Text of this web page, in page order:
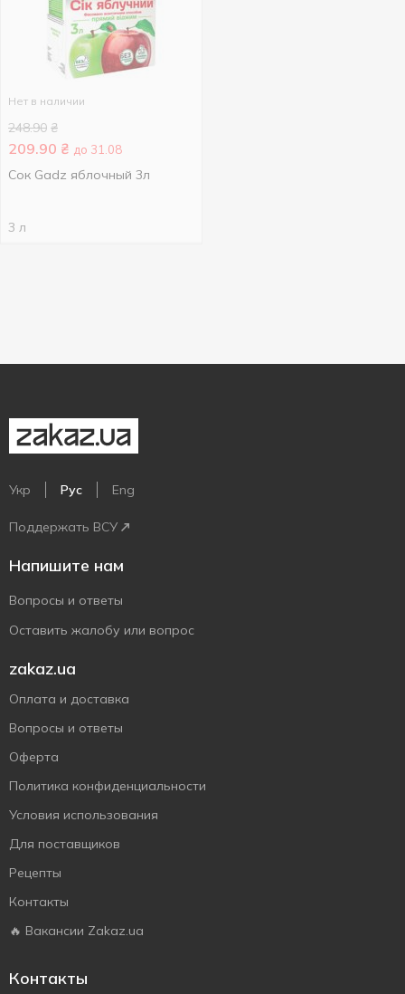
Нет в наличии
248.90 ₴
209.90 ₴ до 31.08
Сок Gadz яблочный 3л
3 л
Укр Рус Eng
Поддержать ВСУ
Напишите нам
Вопросы и ответы
Оставить жалобу или вопрос
zakaz.ua
Оплата и доставка
Вопросы и ответы
Оферта
Политика конфиденциальности
Условия использования
Для поставщиков
Рецепты
Контакты
🔥 Вакансии Zakaz.ua
Контакты